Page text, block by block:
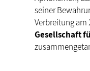
seiner
Verbreitung am
Gesellschaft